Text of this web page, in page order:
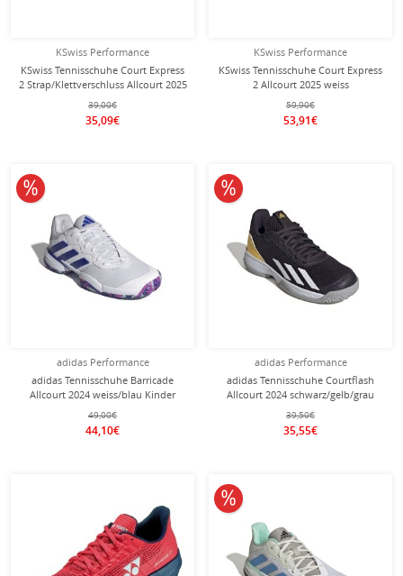
KSwiss Performance
KSwiss Tennisschuhe Court Express
2 Strap/Klettverschluss Allcourt 2025
weiss Klein-/Kinder
39,00€
35,09€
KSwiss Performance
KSwiss Tennisschuhe Court Express
2 Allcourt 2025 weiss
Kinder/Junioren
59,90€
53,91€
adidas Performance
adidas Tennisschuhe Barricade
Allcourt 2024 weiss/blau Kinder
49,00€
44,10€
10% reduziert
adidas Performance
adidas Tennisschuhe Courtflash
Allcourt 2024 schwarz/gelb/grau
Kinder
39,50€
35,55€
10% reduziert
10% reduziert